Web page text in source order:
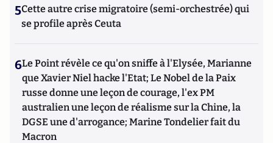
5Cette autre crise migratoire (semi-orchestrée) qui
se profile après Ceuta
6Le Point révèle ce qu'on sniffe à l'Elysée, Marianne
que Xavier Niel hacke l'Etat; Le Nobel de la Paix
russe donne une leçon de courage, l'ex PM
australien une leçon de réalisme sur la Chine, la
DGSE une d'arrogance; Marine Tondelier fait du
Macron